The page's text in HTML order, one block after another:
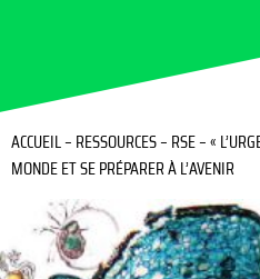
ACCUEIL– RESSOURCES– RSE–«
MONDE ET SE PRÉPARER À L’AVENIR